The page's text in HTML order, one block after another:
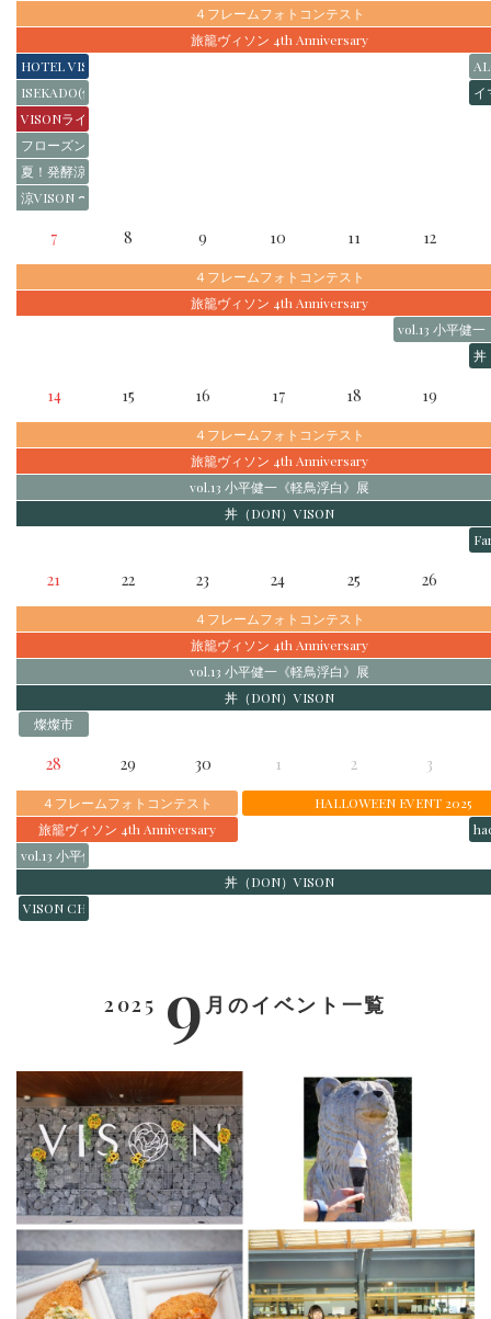
４フレームフォトコンテスト
旅籠ヴィソン 4th Anniversary
HOTEL VISONの夏休み
ISEKADO(伊勢角屋麦酒)&ひみつビール POPUP
イ
VISONライトアップショウ「月の神さまと不思議なまつり」
フローズンデザート 食べ歩きスタンプラリー
夏！発酵涼麺スタンプラリー
涼VISON 〜ICE&DRINK〜
7 8 9 10 11 12
４フレームフォトコンテスト
旅籠ヴィソン 4th Anniversary
vol.13 小平健
丼
14 15 16 17 18 19
４フレームフォトコンテスト
旅籠ヴィソン 4th Anniversary
vol.13 小平健一《軽鳥浮白》展
丼（DON）VISON
21 22 23 24 25 26
４フレームフォトコンテスト
旅籠ヴィソン 4th Anniversary
vol.13 小平健一《軽鳥浮白》展
丼（DON）VISON
燦燦市
28 29 30 1 2 3
４フレームフォトコンテスト
HALLOWEEN EVENT 2025
旅籠ヴィソン 4th Anniversary
vol.13 小平健一《軽鳥浮白》展
丼（DON）VISON
VISON CHEF FES 2025
2025 9月のイベント一覧